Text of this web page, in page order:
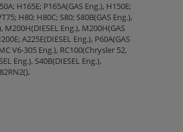
H165E; P165A(GAS Eng.), H150E;
H80; H80C; S80; S80B(GAS Eng.),
M200H(DIESEL Eng.), M200H(GAS
A225E(DIESEL Eng.), P60A(GAS
V6-305 Eng.), RC100(Chrysler 52,
Eng.), S40B(DIESEL Eng.),